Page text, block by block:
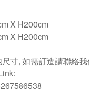
X H200cm
X H200cm
寸, 如需訂造請聯絡